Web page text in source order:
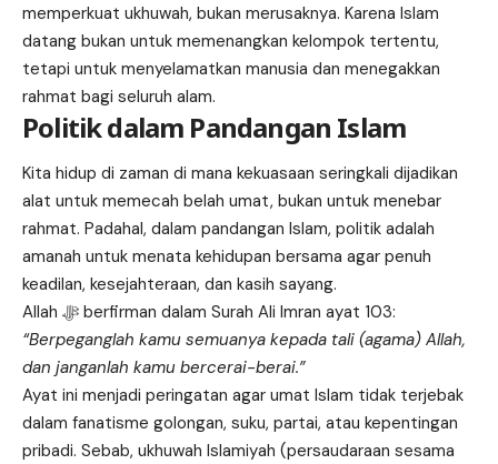
memperkuat ukhuwah, bukan merusaknya. Karena Islam
datang bukan untuk memenangkan kelompok tertentu,
tetapi untuk menyelamatkan manusia dan menegakkan
rahmat bagi seluruh alam.
Politik dalam Pandangan Islam
Kita hidup di zaman di mana kekuasaan seringkali dijadikan
alat untuk memecah belah umat, bukan untuk menebar
rahmat. Padahal, dalam pandangan Islam, politik adalah
amanah untuk menata kehidupan bersama agar penuh
keadilan, kesejahteraan, dan kasih sayang.
Allah ﷻ berfirman dalam Surah Ali Imran ayat 103:
“Berpeganglah kamu semuanya kepada tali (agama) Allah,
dan janganlah kamu bercerai-berai.”
Ayat ini menjadi peringatan agar umat Islam tidak terjebak
dalam fanatisme golongan, suku, partai, atau kepentingan
pribadi. Sebab, ukhuwah Islamiyah (persaudaraan sesama